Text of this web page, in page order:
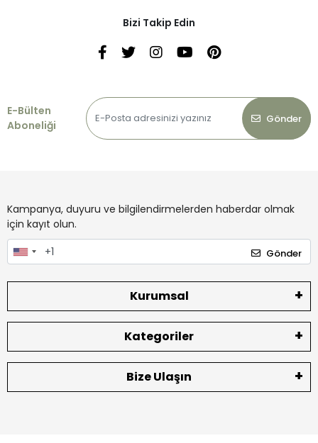
Bizi Takip Edin
E-Bülten
Aboneliği
Gönder
Kampanya, duyuru ve bilgilendirmelerden haberdar olmak
için kayıt olun.
Gönder
Kurumsal
Kategoriler
Bize Ulaşın